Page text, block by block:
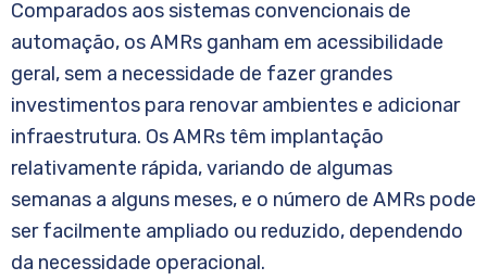
Comparados aos sistemas convencionais de
automação, os AMRs ganham em acessibilidade
geral, sem a necessidade de fazer grandes
investimentos para renovar ambientes e adicionar
infraestrutura. Os AMRs têm implantação
relativamente rápida, variando de algumas
semanas a alguns meses, e o número de AMRs pode
ser facilmente ampliado ou reduzido, dependendo
da necessidade operacional.